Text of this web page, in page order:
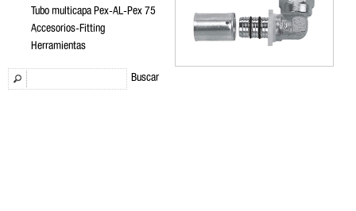
Tubo multicapa Pex-AL-Pex 75
Accesorios-Fitting
Herramientas
Buscar